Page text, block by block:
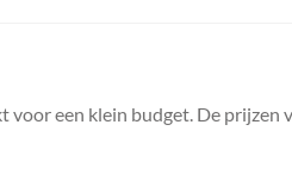
een klein budget. De